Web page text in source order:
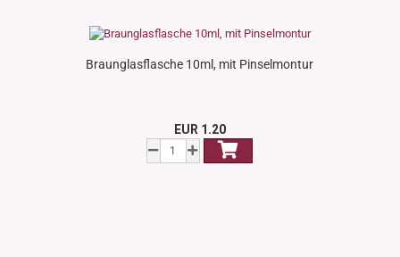
Braunglasflasche 10ml, mit Pinselmontur
EUR 1.20